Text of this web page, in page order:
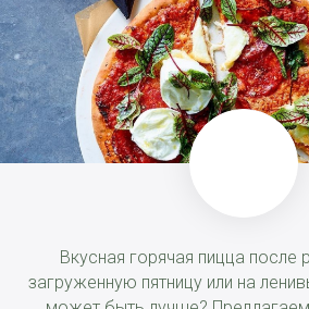
Вкусная горячая пицца после
загруженную пятницу или на